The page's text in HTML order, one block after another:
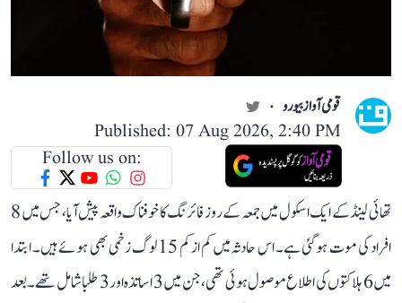
قومی آواز بیورو
Published: 07 Aug 2026, 2:40 PM
Follow us on:
تھائی لینڈ کے ایک اسکول میں جمعہ کے روز فائرنگ کا خوفناک واقعہ پیش آیا، جس میں 8
افراد کی موت ہو گئی ہے۔ اس حادثہ میں کم از کم 15 لوگ زخمی بھی ہوئے ہیں۔ ابتدا
میں 6 ہلاکتوں کی اطلاع موصول ہوئی تھی، جن میں 3 اساتذہ اور 3 طلبا شامل تھے۔ بعد